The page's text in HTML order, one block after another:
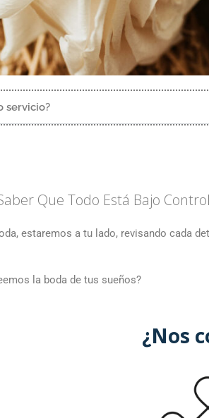
servicio?
Que Todo Está Bajo Control
estaremos a tu lado, revisando cada
la boda de tus sueños?
¿Nos